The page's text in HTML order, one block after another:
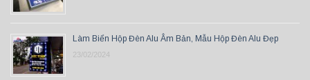
Làm Biển Hộp Đèn Alu Âm Bản, Mẫu Hộp Đèn Alu Đẹp
23/02/2024